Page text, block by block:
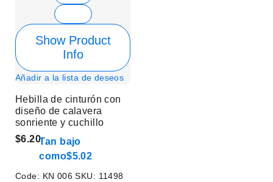
Show Product
Info
Añadir a la lista de deseos
Hebilla de cinturón con
diseño de calavera
sonriente y cuchillo
$6.20Tan bajo
como$5.02
Code: KN 006SKU: 11498